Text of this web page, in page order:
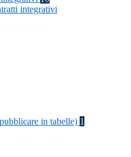
integrativi
in tabelle) 1